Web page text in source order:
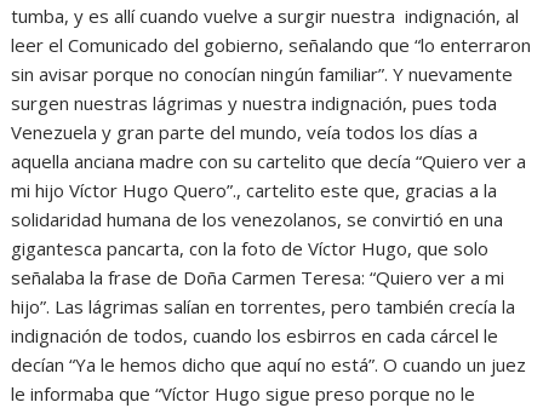
tumba, y es allí cuando vuelve a surgir nuestra indignación, al
leer el Comunicado del gobierno, señalando que “lo enterraron
sin avisar porque no conocían ningún familiar”. Y nuevamente
surgen nuestras lágrimas y nuestra indignación, pues toda
Venezuela y gran parte del mundo, veía todos los días a
aquella anciana madre con su cartelito que decía “Quiero ver a
mi hijo Víctor Hugo Quero”., cartelito este que, gracias a la
solidaridad humana de los venezolanos, se convirtió en una
gigantesca pancarta, con la foto de Víctor Hugo, que solo
señalaba la frase de Doña Carmen Teresa: “Quiero ver a mi
hijo”. Las lágrimas salían en torrentes, pero también crecía la
indignación de todos, cuando los esbirros en cada cárcel le
decían “Ya le hemos dicho que aquí no está”. O cuando un juez
le informaba que “Víctor Hugo sigue preso porque no le